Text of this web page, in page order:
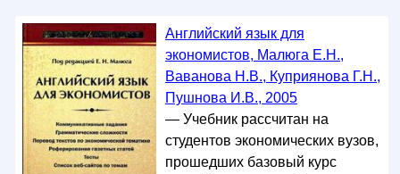
Английский язык для
экономистов, Малюга Е.Н.,
Ваванова Н.В., Куприянова Г.Н.,
Пушнова И.В., 2005
— Учебник рассчитан на
студентов экономических вузов,
прошедших базовый курс